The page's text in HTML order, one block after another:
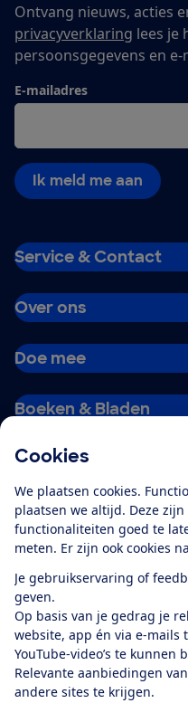
Cookies
We plaatsen cookies.
plaatsen we altijd. Deze
functionaliteiten goed te
meten. Er zijn ook cookies
Je gebruikservaring of
geven.
Op basis van je gedrag je
website, app én via e-mails
YouTube-video’s te kunnen
Relevante aanbiedingen
andere sites te krijgen.
Ontvang nieuws, acties
privacyverklaring lees je
persoonsgegevens en
E-mailadres
Ik meld me aan
Service & Contact
Over ons
Doe mee
Boeken & Bladen
Alles over
app
Algemene
Cookiebeleid